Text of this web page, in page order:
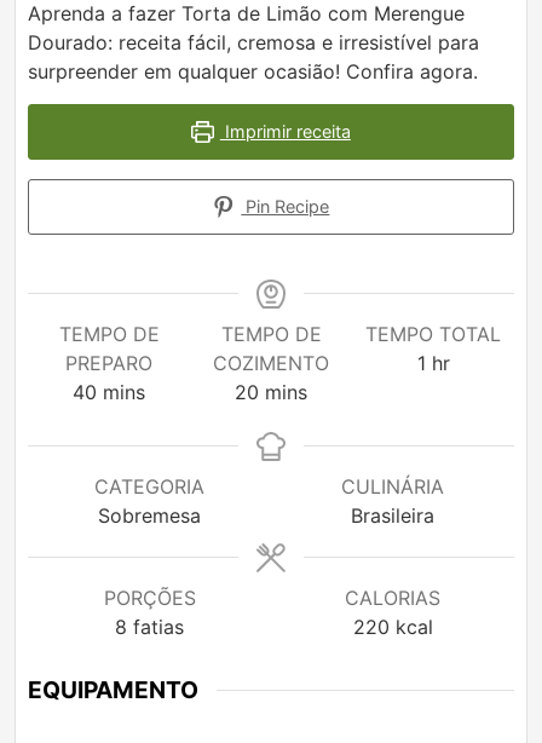
Aprenda a fazer Torta de Limão com Merengue
Dourado: receita fácil, cremosa e irresistível para
surpreender em qualquer ocasião! Confira agora.
Imprimir receita
Pin Recipe
TEMPO DE
PREPARO
40 minutes
mins
TEMPO DE
COZIMENTO
20 minutes
mins
TEMPO TOTAL
1hour
hr
CATEGORIA
Sobremesa
CULINÁRIA
Brasileira
PORÇÕES
8 fatias
CALORIAS
220 kcal
EQUIPAMENTO